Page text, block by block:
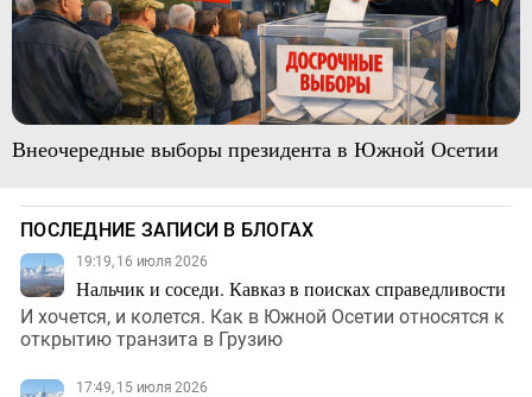
Внеочередные выборы президента в Южной Осетии
ПОСЛЕДНИЕ ЗАПИСИ В БЛОГАХ
19:19, 16 июля 2026
Нальчик и соседи. Кавказ в поисках справедливости
И хочется, и колется. Как в Южной Осетии относятся к
открытию транзита в Грузию
17:49, 15 июля 2026